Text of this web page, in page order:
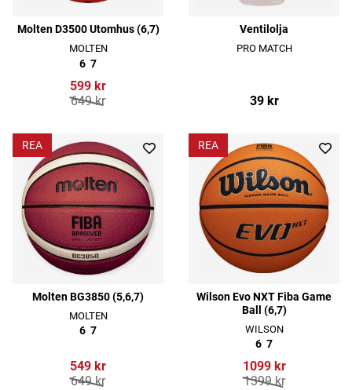
Molten D3500 Utomhus (6,7)
MOLTEN
6 7
599 kr
649 kr
Ventilolja
PRO MATCH
39 kr
REA
Molten BG3850 (5,6,7)
MOLTEN
6 7
549 kr
649 kr
REA
Wilson Evo NXT Fiba Game
Ball (6,7)
WILSON
6 7
1099 kr
1399 kr